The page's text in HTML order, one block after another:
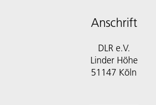
Anschrift
DLR e.V.
Linder Höhe
51147 Köln